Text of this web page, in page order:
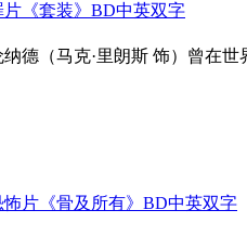
片《套装》BD中英双字
（马克·里朗斯 饰）曾在世
怖片《骨及所有》BD中英双字